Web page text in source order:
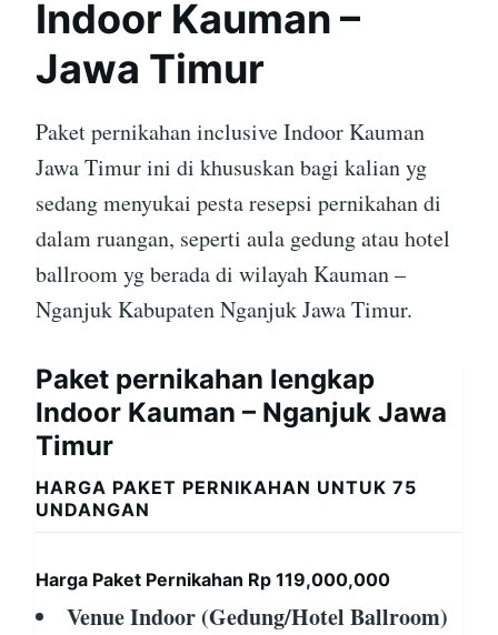
Indoor Kauman –
Jawa Timur
Paket pernikahan inclusive Indoor Kauman
Jawa Timur ini di khususkan bagi kalian yg
sedang menyukai pesta resepsi pernikahan di
dalam ruangan, seperti aula gedung atau hotel
ballroom yg berada di wilayah Kauman –
Nganjuk Kabupaten Nganjuk Jawa Timur.
Paket pernikahan lengkap
Indoor Kauman – Nganjuk Jawa
Timur
HARGA PAKET PERNIKAHAN UNTUK 75
UNDANGAN
Harga Paket Pernikahan Rp 119,000,000
Venue Indoor (Gedung/Hotel Ballroom)